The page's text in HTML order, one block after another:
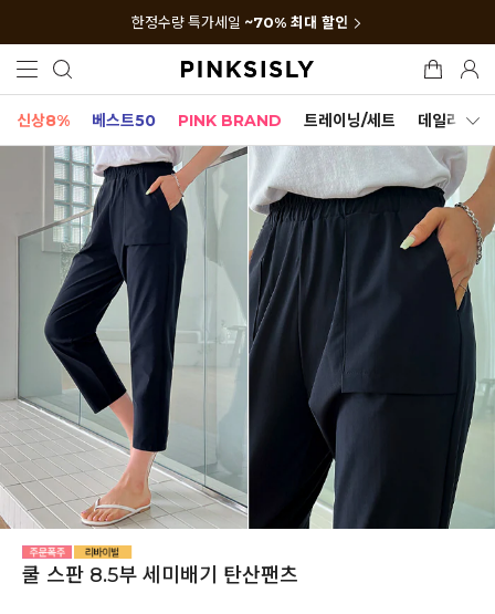
한정수량 특가세일 ~70% 최대 할인
신상8% 베스트50 PINK BRAND 트레이닝/세트 데일리세트
쿨 스판 8.5부 세미배기 탄산팬츠